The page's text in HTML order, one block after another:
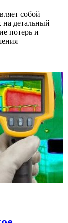
собой
на детальный
потерь и